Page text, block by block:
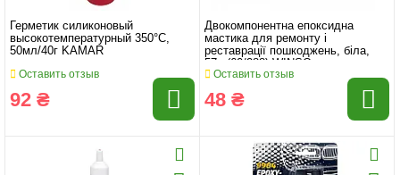
Герметик силиконовый
высокотемпературный 350°С,
50мл/40г KAMAR
Оставить отзыв
92 ₴
Двокомпонентна епоксидна
мастика для ремонту і
реставрації пошкоджень, біла,
57g (60/288) WINSO
Оставить отзыв
48 ₴